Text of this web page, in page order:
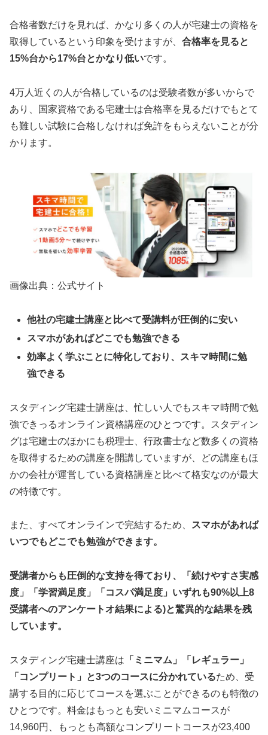
合格者数だけを見れば、かなり多くの人が宅建士の資格を
取得しているという印象を受けますが、 合格率を見ると
15%台から17%台とかなり低いです。
4万人近くの人が合格しているのは受験者数が多いからで
あり、国家資格である宅建士は合格率を見るだけでもとて
も難しい試験に合格しなければ免許をもらえないことが分
かります。
画像出典：公式サイト
他社の宅建士講座と比べて受講料が圧倒的に安い
スマホがあればどこでも勉強できる
効率よく学ぶことに特化しており、スキマ時間に勉
強できる
スタディング宅建士講座は、忙しい人でもスキマ時間で勉
強できっるオンライン資格講座のひとつです。スタディン
グは宅建士のほかにも税理士、行政書士など数多くの資格
を取得するための講座を開講していますが、どの講座もほ
かの会社が運営している資格講座と比べて格安なのが最大
の特徴です。
また、すべてオンラインで完結するため、 スマホがあれば
いつでもどこでも勉強ができます。
受講者からも圧倒的な支持を得ており、「続けやすさ実感
度」「学習満足度」「コスパ満足度」いずれも90%以上8
受講者へのアンケートオ結果による)と驚異的な結果を残
しています。
スタディング宅建士講座は 「ミニマム」「レギュラー」
「コンプリート」と3つのコースに分かれているため、受
講する目的に応じてコースを選ぶことができるのも特徴の
ひとつです。料金はもっとも安いミニマムコースが
14,960円、もっとも高額なコンプリートコースが23,400